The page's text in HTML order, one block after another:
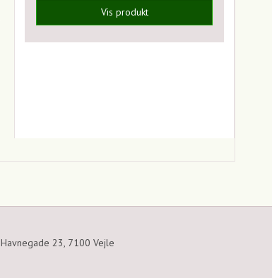
Vis produkt
Havnegade 23, 7100 Vejle